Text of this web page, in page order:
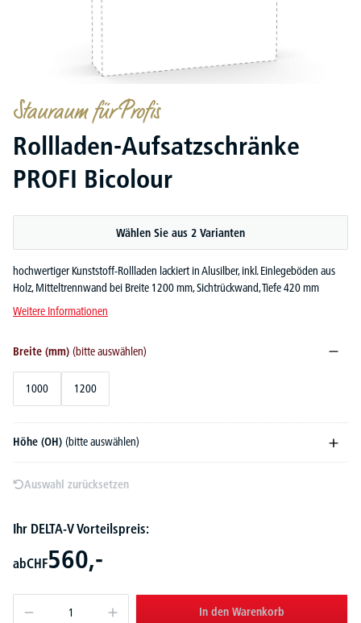
Stauraum für Profis
Rollladen-Aufsatzschränke
PROFI Bicolour
Wählen Sie aus 2 Varianten
hochwertiger Kunststoff-Rollladen lackiert in Alusilber, inkl. Einlegeböden aus
Holz, Mitteltrennwand bei Breite 1200 mm, Sichtrückwand, Tiefe 420 mm
Weitere Informationen
Breite (mm) (bitte auswählen)
1000 1200
Höhe (OH) (bitte auswählen)
Auswahl zurücksetzen
Ihr DELTA-V Vorteilspreis:
abCHF560,-
In den Warenkorb